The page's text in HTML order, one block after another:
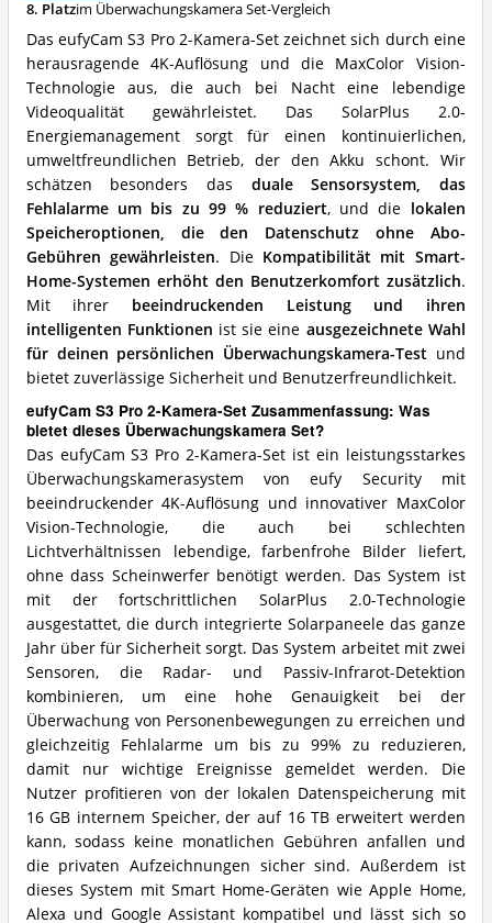
8. Platzim Überwachungskamera Set-Vergleich
Das eufyCam S3 Pro 2-Kamera-Set zeichnet sich durch eine
herausragende 4K-Auflösung und die MaxColor Vision-
Technologie aus, die auch bei Nacht eine lebendige
Videoqualität gewährleistet. Das SolarPlus 2.0-
Energiemanagement sorgt für einen kontinuierlichen,
umweltfreundlichen Betrieb, der den Akku schont. Wir
schätzen besonders das duale Sensorsystem, das
Fehlalarme um bis zu 99 % reduziert, und die lokalen
Speicheroptionen, die den Datenschutz ohne Abo-
Gebühren gewährleisten. Die Kompatibilität mit Smart-
Home-Systemen erhöht den Benutzerkomfort zusätzlich.
Mit ihrer beeindruckenden Leistung und ihren
intelligenten Funktionen ist sie eine ausgezeichnete Wahl
für deinen persönlichen Überwachungskamera-Test und
bietet zuverlässige Sicherheit und Benutzerfreundlichkeit.
eufyCam S3 Pro 2-Kamera-Set Zusammenfassung: Was
bietet dieses Überwachungskamera Set?
Das eufyCam S3 Pro 2-Kamera-Set ist ein leistungsstarkes
Überwachungskamerasystem von eufy Security mit
beeindruckender 4K-Auflösung und innovativer MaxColor
Vision-Technologie, die auch bei schlechten
Lichtverhältnissen lebendige, farbenfrohe Bilder liefert,
ohne dass Scheinwerfer benötigt werden. Das System ist
mit der fortschrittlichen SolarPlus 2.0-Technologie
ausgestattet, die durch integrierte Solarpaneele das ganze
Jahr über für Sicherheit sorgt. Das System arbeitet mit zwei
Sensoren, die Radar- und Passiv-Infrarot-Detektion
kombinieren, um eine hohe Genauigkeit bei der
Überwachung von Personenbewegungen zu erreichen und
gleichzeitig Fehlalarme um bis zu 99% zu reduzieren,
damit nur wichtige Ereignisse gemeldet werden. Die
Nutzer profitieren von der lokalen Datenspeicherung mit
16 GB internem Speicher, der auf 16 TB erweitert werden
kann, sodass keine monatlichen Gebühren anfallen und
die privaten Aufzeichnungen sicher sind. Außerdem ist
dieses System mit Smart Home-Geräten wie Apple Home,
Alexa und Google Assistant kompatibel und lässt sich so
Was
spricht
für
dieses
Überwachungskamera
Set?